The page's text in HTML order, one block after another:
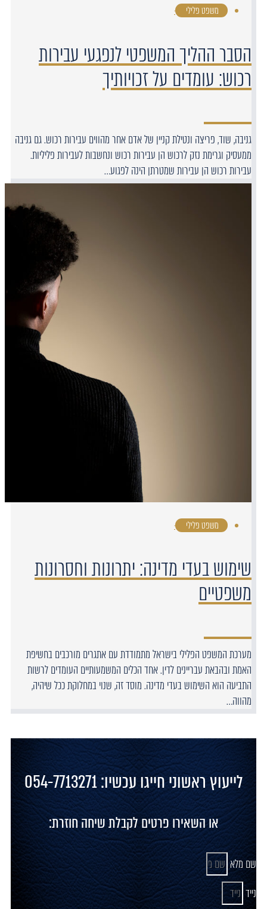
משפט פלילי ·
הסבר ההליך המשפטי לנפגעי עבירות
רכוש: עומדים על זכויותיך
גניבה, שוד, פריצה ונטילת קניין של אדם אחר מהווים עבירות רכוש. גם גניבה
ממעסיק וגרימת נזק לרכוש הן עבירות רכוש ונחשבות לעבירות פליליות.
עבירות רכוש הן עבירות שמטרתן הינה לפגוע…
משפט פלילי ·
שימוש בעדי מדינה: יתרונות וחסרונות
משפטיים
מערכת המשפט הפלילי בישראל מתמודדת עם אתגרים מורכבים בחשיפת
האמת ובהבאת עבריינים לדין. אחד הכלים המשמעותיים העומדים לרשות
התביעה הוא השימוש בעדי מדינה. מוסד זה, שנוי במחלוקת ככל שיהיה,
מהווה…
לייעוץ ראשוני חייגו עכשיו: 054-7713271
או השאירו פרטים לקבלת שיחה חוזרת:
שם מלא
נייד